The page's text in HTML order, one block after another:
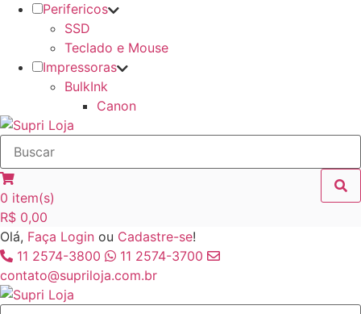
Perifericos
SSD
Teclado e Mouse
Impressoras
BulkInk
Canon
0 item(s)
R$ 0,00
Olá, Faça Login ou Cadastre-se!
11 2574-3800
11 2574-3700
contato@supriloja.com.br